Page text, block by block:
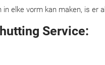
elke vorm kan maken, is er
Service: